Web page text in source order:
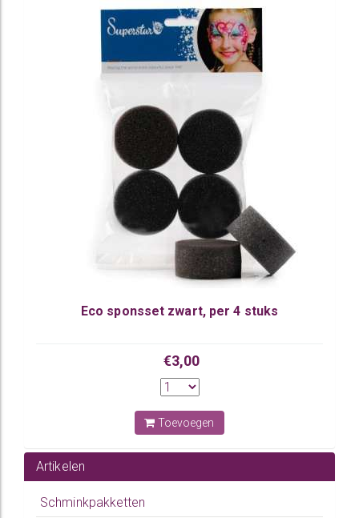
Eco sponsset zwart, per 4 stuks
€3,00
Toevoegen
Artikelen
Schminkpakketten